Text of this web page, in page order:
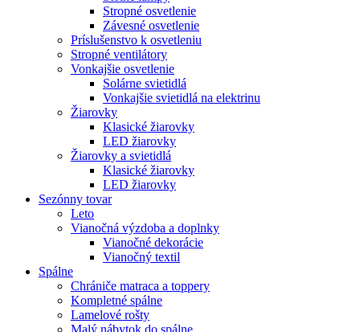
Stropné osvetlenie
Závesné osvetlenie
Príslušenstvo k osvetleniu
Stropné ventilátory
Vonkajšie osvetlenie
Solárne svietidlá
Vonkajšie svietidlá na elektrinu
Žiarovky
Klasické žiarovky
LED žiarovky
Žiarovky a svietidlá
Klasické žiarovky
LED žiarovky
Sezónny tovar
Leto
Vianočná výzdoba a doplnky
Vianočné dekorácie
Vianočný textil
Spálne
Chrániče matraca a toppery
Kompletné spálne
Lamelové rošty
Malý nábytok do spálne